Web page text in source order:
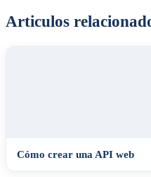
Articulos
Cómo crear una API web